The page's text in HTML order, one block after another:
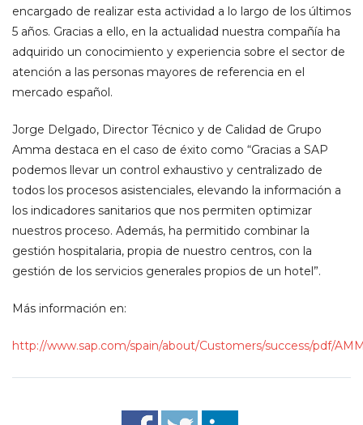
encargado de realizar esta actividad a lo largo de los últimos
5 años. Gracias a ello, en la actualidad nuestra compañía ha
adquirido un conocimiento y experiencia sobre el sector de
atención a las personas mayores de referencia en el
mercado español.
Jorge Delgado, Director Técnico y de Calidad de Grupo
Amma destaca en el caso de éxito como “Gracias a SAP
podemos llevar un control exhaustivo y centralizado de
todos los procesos asistenciales, elevando la información a
los indicadores sanitarios que nos permiten optimizar
nuestros proceso. Además, ha permitido combinar la
gestión hospitalaria, propia de nuestro centros, con la
gestión de los servicios generales propios de un hotel”.
Más información en:
http://www.sap.com/spain/about/Customers/success/pdf/